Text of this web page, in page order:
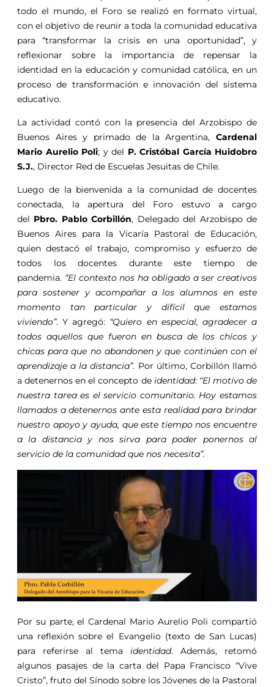
todo el mundo, el Foro se realizó en formato virtual,
con el objetivo de reunir a toda la comunidad educativa
para “transformar la crisis en una oportunidad”, y
reflexionar sobre la importancia de repensar la
identidad en la educación y comunidad católica, en un
proceso de transformación e innovación del sistema
educativo.
La actividad contó con la presencia del Arzobispo de
Buenos Aires y primado de la Argentina, Cardenal
Mario Aurelio Poli; y del P. Cristóbal García Huidobro
S.J., Director Red de Escuelas Jesuitas de Chile.
Luego de la bienvenida a la comunidad de docentes
conectada, la apertura del Foro estuvo a cargo
del Pbro. Pablo Corbillón, Delegado del Arzobispo de
Buenos Aires para la Vicaría Pastoral de Educación,
quien destacó el trabajo, compromiso y esfuerzo de
todos los docentes durante este tiempo de
pandemia. “El contexto nos ha obligado a ser creativos
para sostener y acompañar a los alumnos en este
momento tan particular y difícil que estamos
viviendo”. Y agregó: “Quiero en especial, agradecer a
todos aquellos que fueron en busca de los chicos y
chicas para que no abandonen y que continúen con el
aprendizaje a la distancia”. Por último, Corbillón llamó
a detenernos en el concepto de identidad: “El motivo de
nuestra tarea es el servicio comunitario. Hoy estamos
llamados a detenernos ante esta realidad para brindar
nuestro apoyo y ayuda, que este tiempo nos encuentre
a la distancia y nos sirva para poder ponernos al
servicio de la comunidad que nos necesita”.
Por su parte, el Cardenal Mario Aurelio Poli compartió
una reflexión sobre el Evangelio (texto de San Lucas)
para referirse al tema identidad. Además, retomó
algunos pasajes de la carta del Papa Francisco “Vive
Cristo”, fruto del Sínodo sobre los Jóvenes de la Pastoral